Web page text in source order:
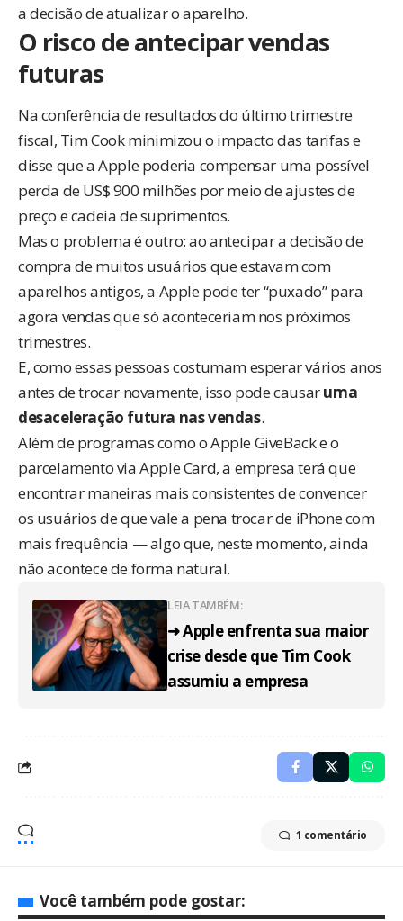
a decisão de atualizar o aparelho.
O risco de antecipar vendas
futuras
Na conferência de resultados do último trimestre
fiscal, Tim Cook minimizou o impacto das tarifas e
disse que a Apple poderia compensar uma possível
perda de US$ 900 milhões por meio de ajustes de
preço e cadeia de suprimentos.
Mas o problema é outro: ao antecipar a decisão de
compra de muitos usuários que estavam com
aparelhos antigos, a Apple pode ter “puxado” para
agora vendas que só aconteceriam nos próximos
trimestres.
E, como essas pessoas costumam esperar vários anos
antes de trocar novamente, isso pode causaruma
desaceleração futura nas vendas.
Além de programas como o Apple GiveBack e o
parcelamento via Apple Card, a empresa terá que
encontrar maneiras mais consistentes de convencer
os usuários de que vale a pena trocar de iPhone com
mais frequência — algo que, neste momento, ainda
não acontece de forma natural.
LEIA TAMBÉM:
➜ Apple enfrenta sua maior
crise desde que Tim Cook
assumiu a empresa
1 comentário
Você também pode gostar: